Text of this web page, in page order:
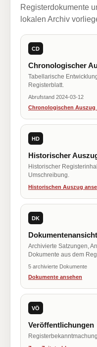
Registerdokumente
lokalen Archiv
CD
Chronologischer
Tabellarische
Registerblatt.
Abrufstand 2024-03-12
Chronologischen Auszug
HD
Historischer
Historischer
Umschreibung.
Historischen Auszug
DK
Dokumentenansicht
Archivierte Satzungen,
Dokumente aus dem
5 archivierte Dokumente
Dokumente ansehen
VÖ
Veröffentlichungen